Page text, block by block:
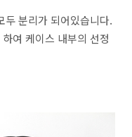
두 분리가 되어있습니다.
여 케이스 내부의 선정